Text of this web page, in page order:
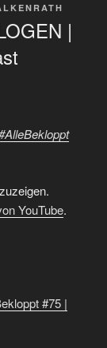
|
YouTube.
#75 |